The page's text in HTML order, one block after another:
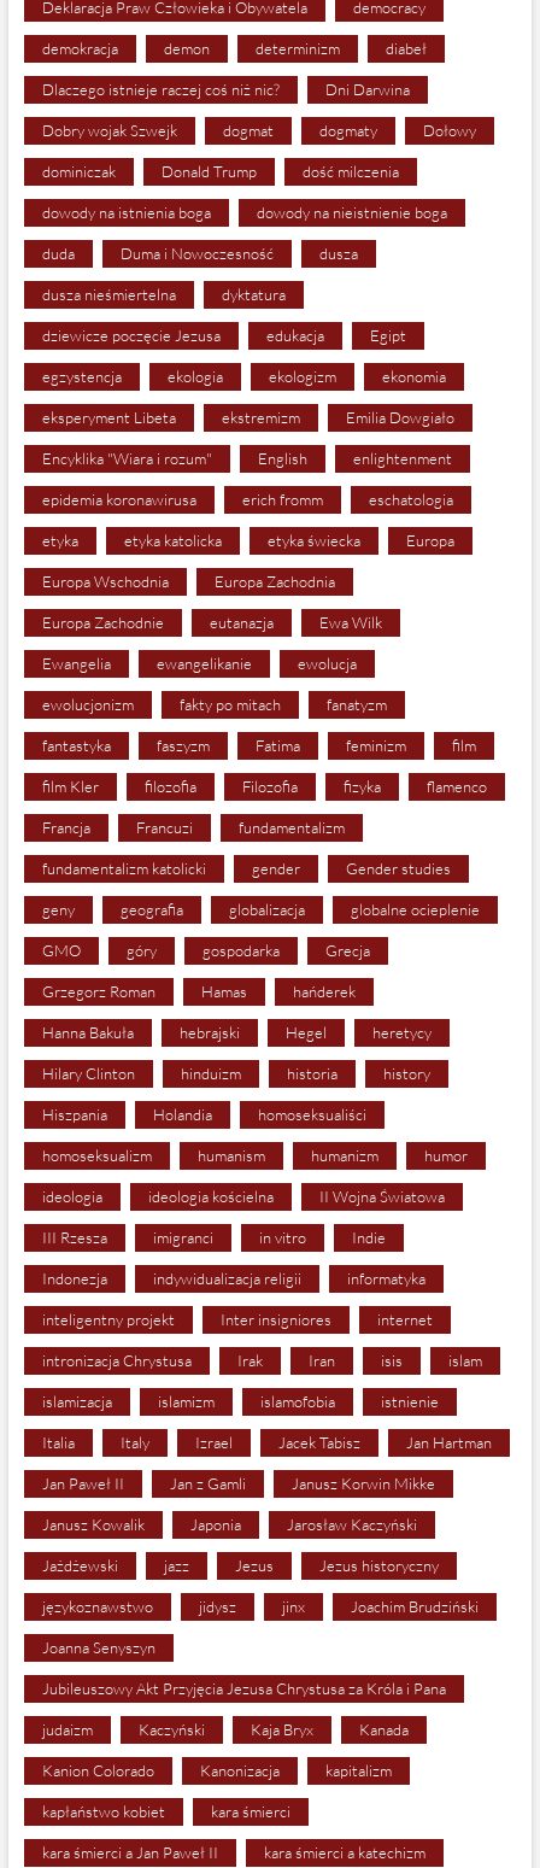
Deklaracja Praw Człowieka i Obywatela democracy
demokracja demon determinizm diabeł
Dlaczego istnieje raczej coś niż nic? Dni Darwina
Dobry wojak Szwejk dogmat dogmaty Dołowy
dominiczak Donald Trump dość milczenia
dowody na istnienia boga dowody na nieistnienie boga
duda Duma i Nowoczesność dusza
dusza nieśmiertelna dyktatura
dziewicze poczęcie Jezusa edukacja Egipt
egzystencja ekologia ekologizm ekonomia
eksperyment Libeta ekstremizm Emilia Dowgiało
Encyklika "Wiara i rozum" English enlightenment
epidemia koronawirusa erich fromm eschatologia
etyka etyka katolicka etyka świecka Europa
Europa Wschodnia Europa Zachodnia
Europa Zachodnie eutanazja Ewa Wilk
Ewangelia ewangelikanie ewolucja
ewolucjonizm fakty po mitach fanatyzm
fantastyka faszyzm Fatima feminizm film
film Kler filozofia Filozofia fizyka flamenco
Francja Francuzi fundamentalizm
fundamentalizm katolicki gender Gender studies
geny geografia globalizacja globalne ocieplenie
GMO góry gospodarka Grecja
Grzegorz Roman Hamas hańderek
Hanna Bakuła hebrajski Hegel heretycy
Hilary Clinton hinduizm historia history
Hiszpania Holandia homoseksualiści
homoseksualizm humanism humanizm humor
ideologia ideologia kościelna II Wojna Światowa
III Rzesza imigranci in vitro Indie
Indonezja indywidualizacja religii informatyka
inteligentny projekt Inter insigniores internet
intronizacja Chrystusa Irak Iran isis islam
islamizacja islamizm islamofobia istnienie
Italia Italy Izrael Jacek Tabisz Jan Hartman
Jan Paweł II Jan z Gamli Janusz Korwin Mikke
Janusz Kowalik Japonia Jarosław Kaczyński
Jażdżewski jazz Jezus Jezus historyczny
językoznawstwo jidysz jinx Joachim Brudziński
Joanna Senyszyn
Jubileuszowy Akt Przyjęcia Jezusa Chrystusa za Króla i Pana
judaizm Kaczyński Kaja Bryx Kanada
Kanion Colorado Kanonizacja kapitalizm
kapłaństwo kobiet kara śmierci
kara śmierci a Jan Paweł II kara śmierci a katechizm